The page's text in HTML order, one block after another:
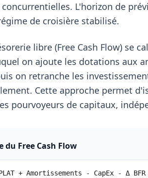
concurrentielles. L'horizon de
de croisière stabilisé.
libre (Free Cash Flow) se
on ajoute les dotations aux
on retranche les
Cette approche permet
pourvoyeurs de capitaux,
du Free Cash Flow
+ Amortissements - CapEx - Δ BFR